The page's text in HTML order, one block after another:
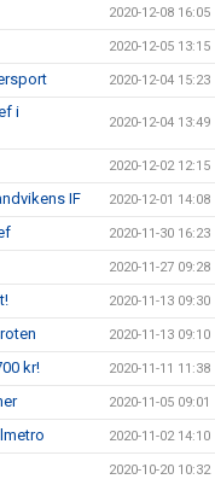
2020-12-08 16:05
2020-12-05 13:15
2020-12-04 15:23
i
2020-12-04 13:49
2020-12-02 12:15
IF 2020-12-01 14:08
2020-11-30 16:23
2020-11-27 09:28
2020-11-13 09:30
2020-11-13 09:10
kr! 2020-11-11 11:38
2020-11-05 09:01
2020-11-02 14:10
2020-10-20 10:32